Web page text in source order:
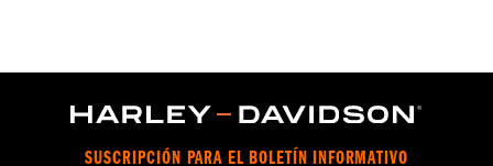
SUSCRIPCIÓN PARA EL BOLETÍN INFORMATIVO